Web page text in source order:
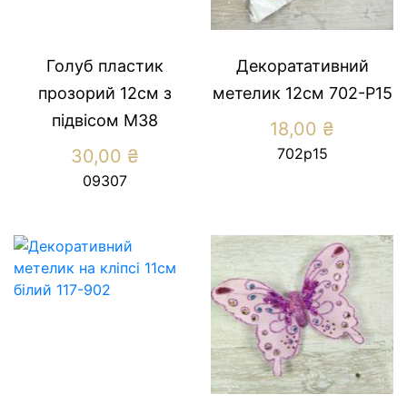
Голуб пластик
прозорий 12см з
підвісом М38
30,00 ₴
09307
Декоратативний
метелик 12см 702-P15
18,00 ₴
702р15